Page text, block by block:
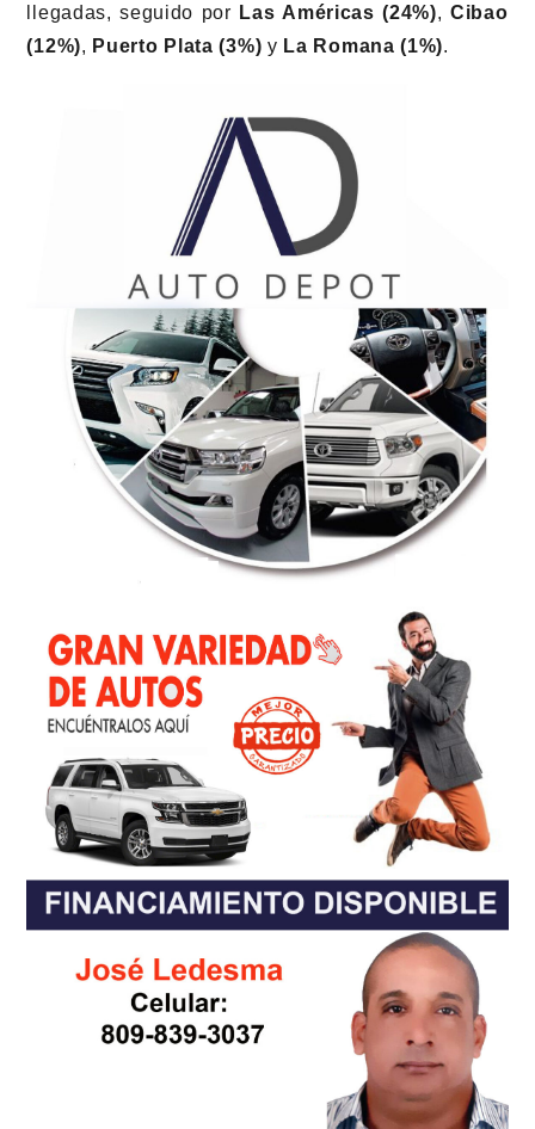
llegadas, seguido por Las Américas (24%),Cibao
(12%), Puerto Plata (3%) y La Romana (1%).